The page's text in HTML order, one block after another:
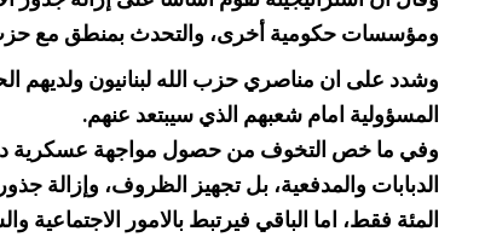
ومؤسسات حكومية أخرى، والتحدث بمنطق مع حزب
وشدد على ان مناصري حزب الله لبنانيون ولديهم
المسؤولية امام شعبهم الذي سيبتعد عنهم.
وفي ما خص التخوف من حصول مواجهة عسكرية